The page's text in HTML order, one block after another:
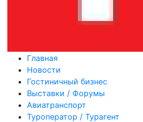
Главная
Новости
Гостиничный бизнес
Выставки / Форумы
Авиатранспорт
Туроператор / Турагент